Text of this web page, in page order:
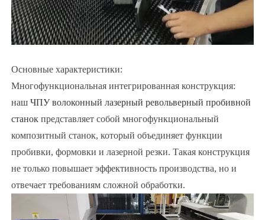
Основные характеристики:
Многофункциональная интегрированная конструкция:
наш ЧПУ волоконный лазерный револьверный пробивной
станокпредставляет собой многофункциональный
композитный станок, который объединяет функции
пробивки, формовки и лазерной резки. Такая конструкция
не только повышает эффективность производства, но и
отвечает требованиям сложной обработки.